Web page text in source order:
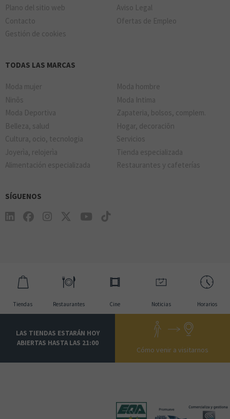
Plano del sitio web
Aviso Legal
Contacto
Ofertas de Empleo
Gestión de cookies
TODAS LAS MARCAS
Moda mujer
Moda hombre
Ninõs
Moda Intima
Moda Deportiva
Zapateria, bolsos, complem.
Belleza, salud
Hogar, decoraciõn
Cultura, ocio, tecnologia
Servicios
Joyerìa, relojerìa
Tienda especializada
Alimentación especializada
Restaurantes y cafeterías
SÍGUENOS
Tiendas Restaurantes Cine Noticias Horarios
LAS TIENDAS ESTARÁN HOY
ABIERTAS HASTA LAS 21:00
Cómo venir a visitarnos